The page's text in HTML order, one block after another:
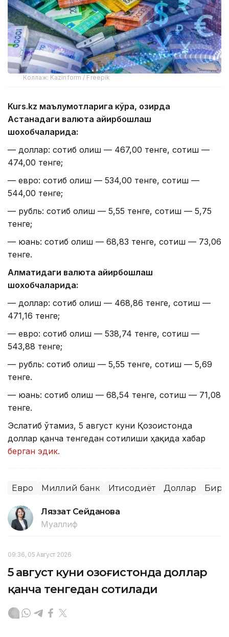
Коллаж: Kazinform / Freepik
Kurs.kz маълумотларига кўра, ҳозирда
Астанадаги валюта айирбошлаш
шохобчаларида:
— доллар: сотиб олиш — 467,00 тенге, сотиш —
474,00 тенге;
— евро: сотиб олиш — 534,00 тенге, сотиш —
544,00 тенге;
— рубль: сотиб олиш — 5,55 тенге, сотиш — 5,75
тенге;
— юань: сотиб олиш — 68,83 тенге, сотиш — 73,06
тенге.
Алматидаги валюта айирбошлаш
шохобчаларида:
— доллар: сотиб олиш — 468,86 тенге, сотиш —
471,16 тенге;
— евро: сотиб олиш — 538,74 тенге, сотиш —
543,88 тенге;
— рубль: сотиб олиш — 5,55 тенге, сотиш — 5,69
тенге.
— юань: сотиб олиш — 68,54 тенге, сотиш — 71,08
тенге.
Эслатиб ўтамиз, 5 август куни Қозоғистонда
доллар қанча тенгедан сотилиши ҳақида хабар
берган эдик.
Евро Миллий банк Иқтисодиёт Доллар
Ляззат Сейданова
Муаллиф
09:36, 05 Август 2026
5 август куни Қозоғистонда доллар
қанча тенгедан сотилади